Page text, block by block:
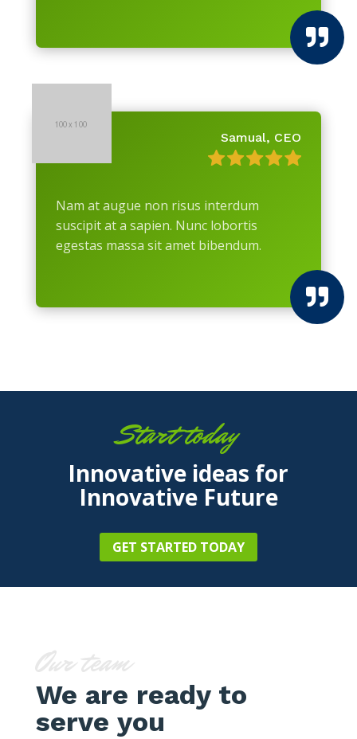

Samual, CEO
Nam at augue non risus interdum
suscipit at a sapien. Nunc lobortis
egestas massa sit amet bibendum.

Start today
Innovative ideas for
Innovative Future
GET STARTED TODAY
We are ready to
serve you